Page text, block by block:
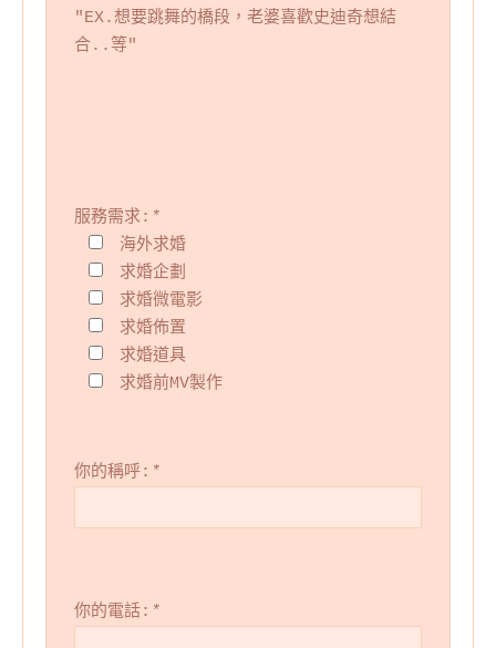
"EX.想要跳舞的橋段，老婆喜歡史迪奇想結
合..等"
服務需求: *
海外求婚
求婚企劃
求婚微電影
求婚佈置
求婚道具
求婚前MV製作
你的稱呼: *
你的電話: *